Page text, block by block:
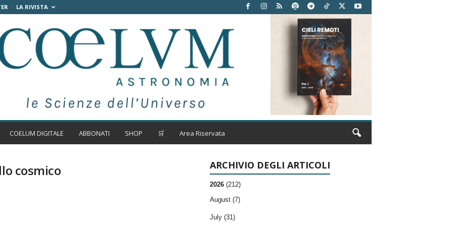
LA RIVISTA
COELUM DIGITALE ABBONATI SHOP 🛒 Area Riservata
cosmico ARCHIVIO DEGLI ARTICOLI
2026 (212)
August (7)
July (31)